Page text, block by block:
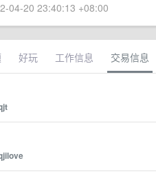
04-20 23:40:13 +08:00
好玩 工作信息 交易信息